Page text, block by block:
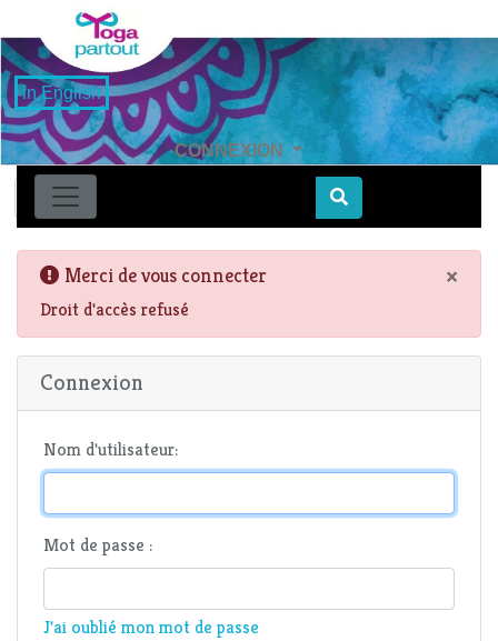
in English
CONNEXION
Find
×
Merci de vous connecter
Droit d'accès refusé
Connexion
Nom d'utilisateur:
Mot de passe :
J'ai oublié mon mot de passe